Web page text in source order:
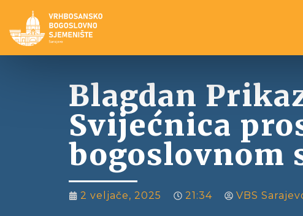
Blagdan
Svijećnica
bogoslovnom
2 veljače, 2025 21:34 VBS